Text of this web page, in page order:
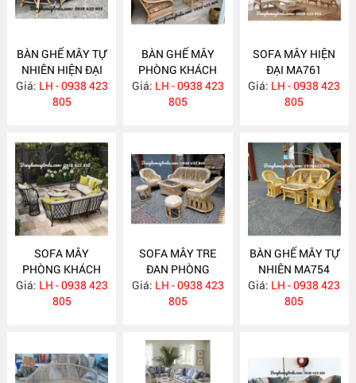
BÀN GHẾ MÂY TỰ
NHIÊN HIỆN ĐẠI
MA763
Giá: LH - 0938 423
805
BÀN GHẾ MÂY
PHÒNG KHÁCH
MA762
Giá: LH - 0938 423
805
SOFA MÂY HIỆN
ĐẠI MA761
Giá: LH - 0938 423
805
SOFA MÂY
PHÒNG KHÁCH
MA760
Giá: LH - 0938 423
805
SOFA MÂY TRE
ĐAN PHÒNG
KHÁCH MA755
Giá: LH - 0938 423
805
BÀN GHẾ MÂY TỰ
NHIÊN MA754
Giá: LH - 0938 423
805